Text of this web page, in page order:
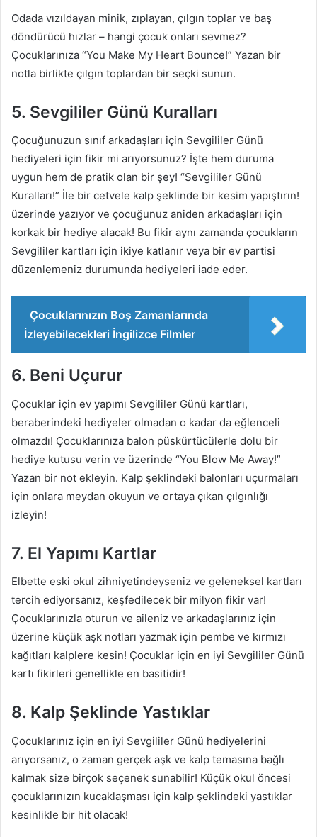
Odada vızıldayan minik, zıplayan, çılgın toplar ve baş
döndürücü hızlar – hangi çocuk onları sevmez?
Çocuklarınıza “You Make My Heart Bounce!” Yazan bir
notla birlikte çılgın toplardan bir seçki sunun.
5. Sevgililer Günü Kuralları
Çocuğunuzun sınıf arkadaşları için Sevgililer Günü
hediyeleri için fikir mi arıyorsunuz? İşte hem duruma
uygun hem de pratik olan bir şey! “Sevgililer Günü
Kuralları!” İle bir cetvele kalp şeklinde bir kesim yapıştırın!
üzerinde yazıyor ve çocuğunuz aniden arkadaşları için
korkak bir hediye alacak! Bu fikir aynı zamanda çocukların
Sevgililer kartları için ikiye katlanır veya bir ev partisi
düzenlemeniz durumunda hediyeleri iade eder.
Çocuklarınızın Boş Zamanlarında
İzleyebilecekleri İngilizce Filmler
6. Beni Uçurur
Çocuklar için ev yapımı Sevgililer Günü kartları,
beraberindeki hediyeler olmadan o kadar da eğlenceli
olmazdı! Çocuklarınıza balon püskürtücülerle dolu bir
hediye kutusu verin ve üzerinde “You Blow Me Away!”
Yazan bir not ekleyin. Kalp şeklindeki balonları uçurmaları
için onlara meydan okuyun ve ortaya çıkan çılgınlığı
izleyin!
7. El Yapımı Kartlar
Elbette eski okul zihniyetindeyseniz ve geleneksel kartları
tercih ediyorsanız, keşfedilecek bir milyon fikir var!
Çocuklarınızla oturun ve aileniz ve arkadaşlarınız için
üzerine küçük aşk notları yazmak için pembe ve kırmızı
kağıtları kalplere kesin! Çocuklar için en iyi Sevgililer Günü
kartı fikirleri genellikle en basitidir!
8. Kalp Şeklinde Yastıklar
Çocuklarınız için en iyi Sevgililer Günü hediyelerini
arıyorsanız, o zaman gerçek aşk ve kalp temasına bağlı
kalmak size birçok seçenek sunabilir! Küçük okul öncesi
çocuklarınızın kucaklaşması için kalp şeklindeki yastıklar
kesinlikle bir hit olacak!